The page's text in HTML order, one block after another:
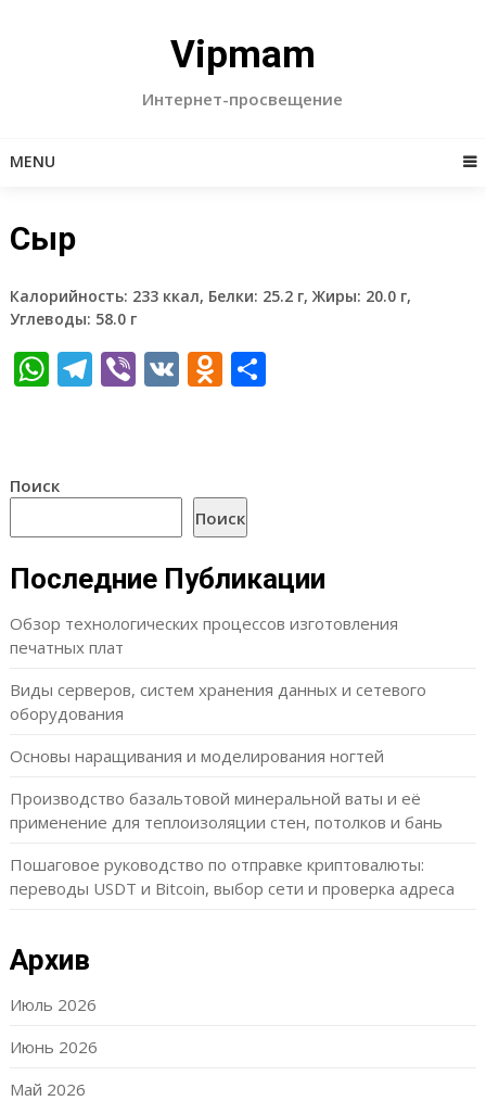
Vipmam
Интернет-просвещение
MENU
Сыр
Калорийность: 233 ккал, Белки: 25.2 г, Жиры: 20.0 г,
Углеводы: 58.0 г
WhatsApp
Telegram
Viber
VKOdnoklassniki
Отправить
Поиск
Поиск
Последние Публикации
Обзор технологических процессов изготовления
печатных плат
Виды серверов, систем хранения данных и сетевого
оборудования
Основы наращивания и моделирования ногтей
Производство базальтовой минеральной ваты и её
применение для теплоизоляции стен, потолков и бань
Пошаговое руководство по отправке криптовалюты:
переводы USDT и Bitcoin, выбор сети и проверка адреса
Архив
Июль 2026
Июнь 2026
Май 2026